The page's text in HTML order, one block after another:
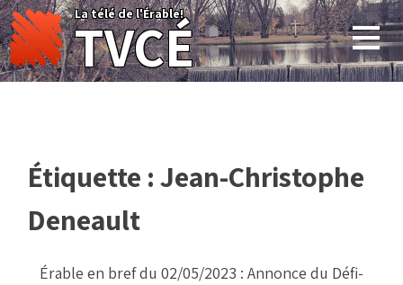
Skip
to
content
La télé de l'Érable!
TVCÉ
Étiquette :Jean-Christophe
Deneault
Érable en bref du 02/05/2023 : Annonce du Défi-